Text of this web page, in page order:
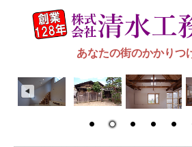
施工事例
あなたの街のかかりつ